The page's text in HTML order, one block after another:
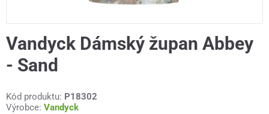
Vandyck Dámský župan Abbey
- Sand
Kód produktu: P18302
Výrobce: Vandyck